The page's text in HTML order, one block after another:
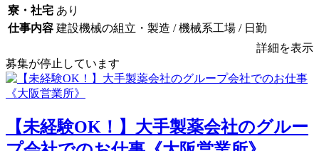
寮・社宅 あり
仕事内容 建設機械の組立・製造 / 機械系工場 / 日勤
詳細を表示
募集が停止しています
【未経験OK！】大手製薬会社のグルー